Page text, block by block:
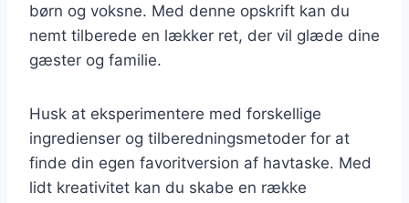
børn og voksne. Med denne opskrift kan du
nemt tilberede en lækker ret, der vil glæde dine
gæster og familie.
Husk at eksperimentere med forskellige
ingredienser og tilberedningsmetoder for at
finde din egen favoritversion af havtaske. Med
lidt kreativitet kan du skabe en række